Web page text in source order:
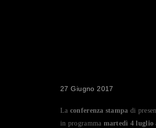
27 Giugno 2017
La conferenza stampa di
in programma martedì 4 luglio